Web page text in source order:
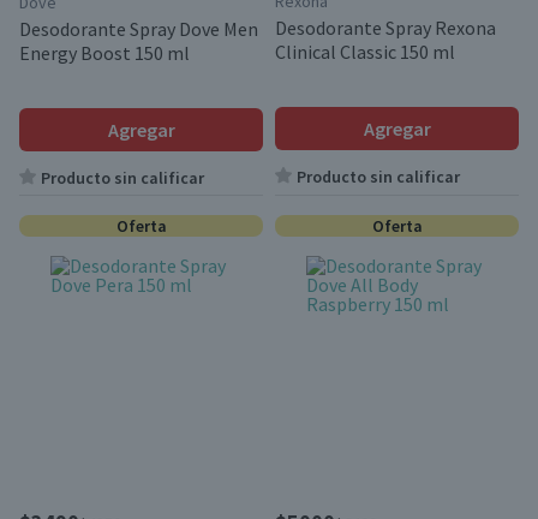
Desodorante Spray Dove Men
Energy Boost 150 ml
Agregar
Producto sin calificar
Desodorante Spray Rexona
Clinical Classic 150 ml
Agregar
Producto sin calificar
Oferta Oferta